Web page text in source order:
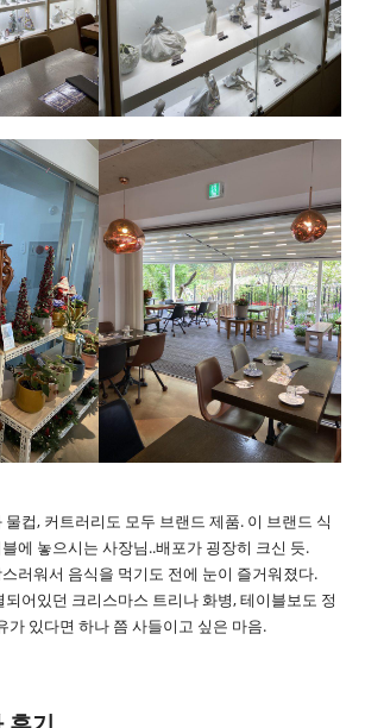
컵, 커트러리도 모두 브랜드 제품. 이 브랜드 식
에 놓으시는 사장님..배포가 굉장히 크신 듯.
러워서 음식을 먹기도 전에 눈이 즐거워졌다.
어있던 크리스마스 트리나 화병, 테이블보도 정
가 있다면 하나 쯤 사들이고 싶은 마음.